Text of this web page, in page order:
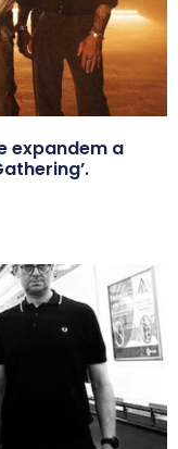
expandem a